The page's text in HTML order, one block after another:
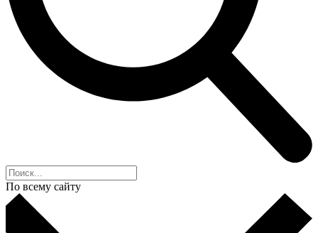
По всему сайту